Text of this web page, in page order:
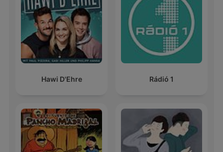
Hawi D'Ehre Rádió 1